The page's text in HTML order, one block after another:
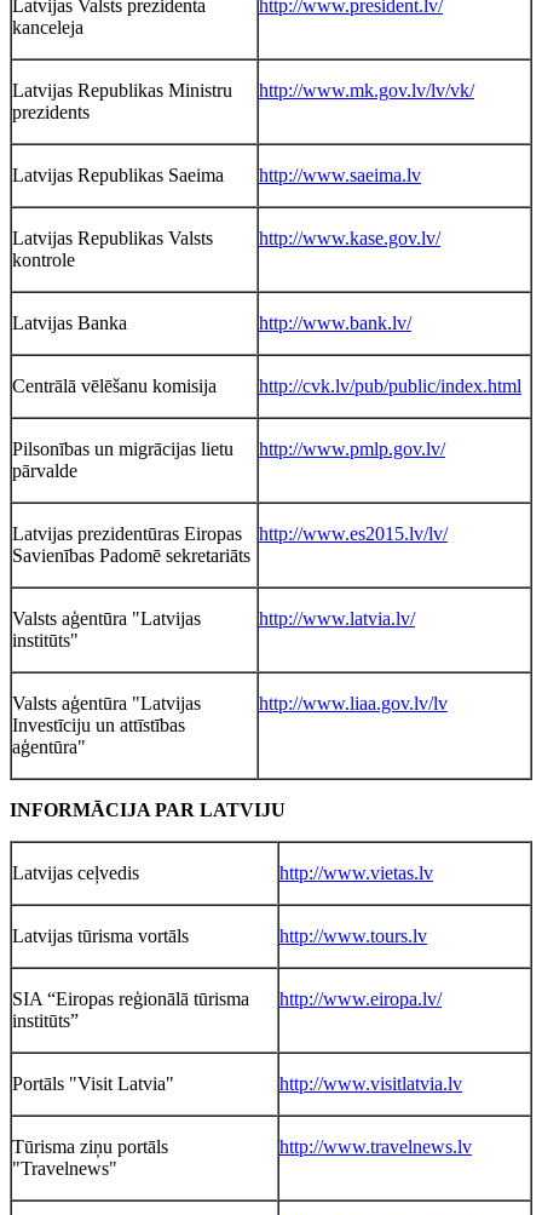
Latvijas Valsts prezidenta
kanceleja
http://www.president.lv/
Latvijas Republikas Ministru
prezidents
http://www.mk.gov.lv/lv/vk/
Latvijas Republikas Saeima http://www.saeima.lv
Latvijas Republikas Valsts
kontrole
http://www.kase.gov.lv/
Latvijas Banka http://www.bank.lv/
Centrālā vēlēšanu komisija http://cvk.lv/pub/public/index.html
Pilsonības un migrācijas lietu
pārvalde
http://www.pmlp.gov.lv/
Latvijas prezidentūras Eiropas
Savienības Padomē sekretariāts
http://www.es2015.lv/lv/
Valsts aģentūra "Latvijas
institūts"
http://www.latvia.lv/
Valsts aģentūra "Latvijas
Investīciju un attīstības
aģentūra"
http://www.liaa.gov.lv/lv
INFORMĀCIJA PAR LATVIJU
Latvijas ceļvedis http://www.vietas.lv
Latvijas tūrisma vortāls http://www.tours.lv
SIA “Eiropas reģionālā tūrisma
institūts”
http://www.eiropa.lv/
Portāls "Visit Latvia" http://www.visitlatvia.lv
Tūrisma ziņu portāls
"Travelnews"
http://www.travelnews.lv